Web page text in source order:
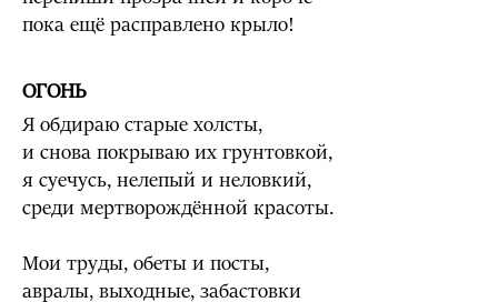
пока ещё расправлено крыло!
ОГОНЬ
Я обдираю старые холсты,
и снова покрываю их грунтовкой,
я суечусь, нелепый и неловкий,
среди мертворождённой красоты.
Мои труды, обеты и посты,
авралы, выходные, забастовки